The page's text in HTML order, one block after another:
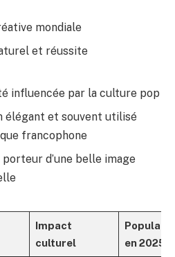
mondiale
et réussite
influencée par la culture pop
élégant et souvent utilisé
francophone
d’une belle image
Impact
culturel
en 2025